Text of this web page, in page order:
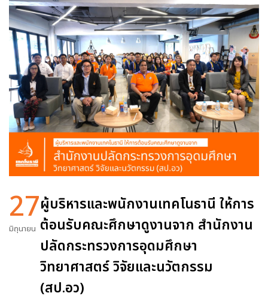
27
มิถุนายน
ผู้บริหารและพนักงานเทคโนธานี ให้การ
ต้อนรับคณะศึกษาดูงานจาก สำนักงาน
ปลัดกระทรวงการอุดมศึกษา
วิทยาศาสตร์ วิจัยและนวัตกรรม
(สป.อว)